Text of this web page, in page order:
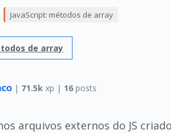
JavaScript: métodos de array
de array
| 71.5k xp | 16 posts
arquivos externos do JS